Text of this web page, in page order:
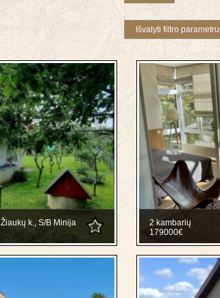
Žiaukų k., S/B Minija
2 kambarių
179000€